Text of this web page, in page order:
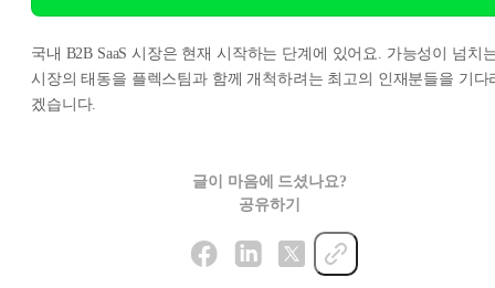
국내 B2B SaaS 시장은 현재 시작하는 단계에 있어요. 가능성이 넘치
시장의 태동을 플렉스팀과 함께 개척하려는 최고의 인재분들을 기다
겠습니다.
글이 마음에 드셨나요?
공유하기